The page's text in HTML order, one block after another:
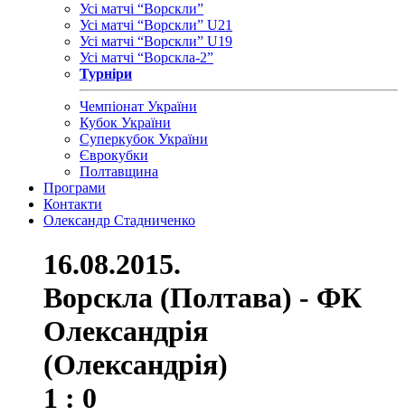
Усі матчі “Ворскли”
Усі матчі “Ворскли” U21
Усі матчі “Ворскли” U19
Усі матчі “Ворскла-2”
Турніри
Чемпіонат України
Кубок України
Суперкубок України
Єврокубки
Полтавщина
Програми
Контакти
Олександр Стадниченко
16.08.2015.
Ворскла (Полтава) - ФК
Олександрія
(Олександрія)
1 : 0